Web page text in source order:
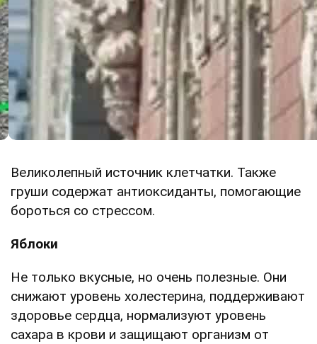
Великолепный источник клетчатки. Также
груши содержат антиоксиданты, помогающие
бороться со стрессом.
Яблоки
Не только вкусные, но очень полезные. Они
снижают уровень холестерина, поддерживают
здоровье сердца, нормализуют уровень
сахара в крови и защищают организм от